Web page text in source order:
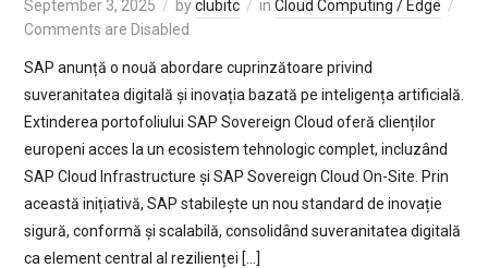
September 3, 2025 byclubitc in Cloud Computing / Edge
Comments are Disabled
SAP anunță o nouă abordare cuprinzătoare privind
suveranitatea digitală și inovația bazată pe inteligența artificială.
Extinderea portofoliului SAP Sovereign Cloud oferă clienților
europeni acces la un ecosistem tehnologic complet, incluzând
SAP Cloud Infrastructure și SAP Sovereign Cloud On-Site. Prin
această inițiativă, SAP stabilește un nou standard de inovație
sigură, conformă și scalabilă, consolidând suveranitatea digitală
ca element central al rezilienței […]